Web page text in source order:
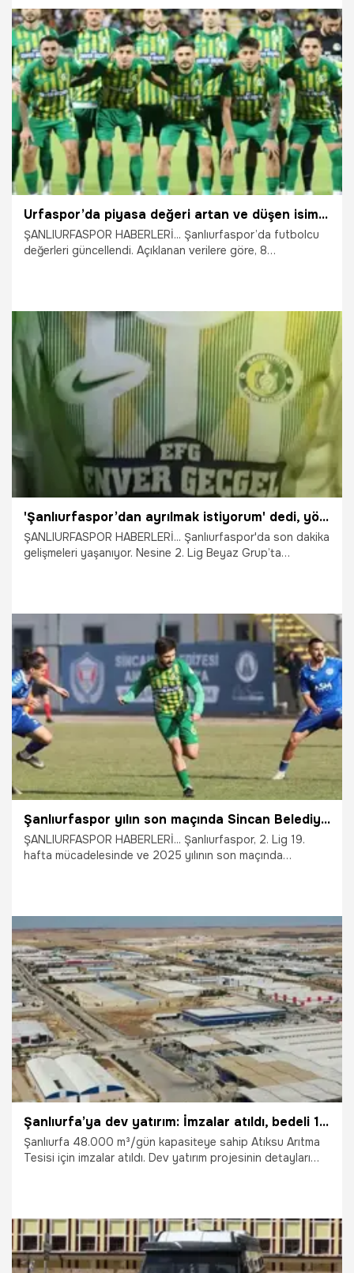
9.01.2026 Gündem
Urfaspor’da piyasa değeri artan ve düşen isimler belli oldu
ŞANLIURFASPOR HABERLERİ... Şanlıurfaspor’da futbolcu
değerleri güncellendi. Açıklanan verilere göre, 8
8.01.2026 Şanlıurfa
'Şanlıurfaspor’dan ayrılmak istiyorum' dedi, yönetim yol verdi
ŞANLIURFASPOR HABERLERİ... Şanlıurfaspor'da son dakika
gelişmeleri yaşanıyor. Nesine 2. Lig Beyaz Grup’ta
8.01.2026 Şanlıurfa
Şanlıurfaspor yılın son maçında Sincan Belediyesi Ankaraspor’a 2-1 yenildi
ŞANLIURFASPOR HABERLERİ... Şanlıurfaspor, 2. Lig 19.
hafta mücadelesinde ve 2025 yılının son maçında
27.12.2025 Şanlıurfa
Şanlıurfa’ya dev yatırım: İmzalar atıldı, bedeli 1 milyar TL
Şanlıurfa 48.000 m³/gün kapasiteye sahip Atıksu Arıtma
Tesisi için imzalar atıldı. Dev yatırım projesinin detayları